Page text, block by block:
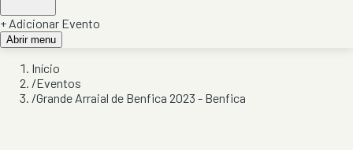
+ Adicionar Evento
Abrir menu
Início
/Eventos
/Grande Arraial de Benfica 2023 - Benfica